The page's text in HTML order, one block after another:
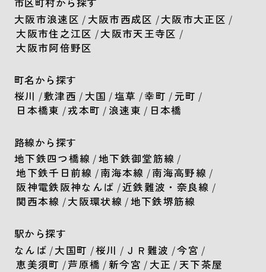
大阪市浪速区 / 大阪市西成区 /大阪市大正区 /
大阪市住之江区 /大阪市天王寺区 /
大阪市阿倍野区
町名から探す
桜川 /敷津西 / 大国 /塩草 /幸町 / 元町 /
日本橋東 /戎本町 / 浪速東 / 日本橋
路線から探す
地下鉄四つ橋線 /地下鉄御堂筋線 /
地下鉄千日前線 /南海本線 /南海高野線 /
阪神電鉄阪神なんば /近鉄難波・奈良線 /
関西本線 /大阪環状線 /地下鉄堺筋線
駅から探す
なんば /大国町 /桜川 / ＪＲ難波 /今宮 /
恵美須町 /芦原橋 /新今宮 / 大正 / 天下茶屋